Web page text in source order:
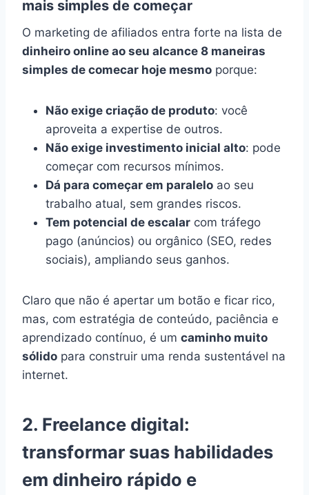
mais simples de começar
O marketing de afiliados entra forte na lista de
dinheiro online ao seu alcance 8 maneiras
simples de comecar hoje mesmo porque:
Não exige criação de produto: você
aproveita a expertise de outros.
Não exige investimento inicial alto: pode
começar com recursos mínimos.
Dá para começar em paralelo ao seu
trabalho atual, sem grandes riscos.
Tem potencial de escalar com tráfego
pago (anúncios) ou orgânico (SEO, redes
sociais), ampliando seus ganhos.
Claro que não é apertar um botão e ficar rico,
mas, com estratégia de conteúdo, paciência e
aprendizado contínuo, é um caminho muito
sólido para construir uma renda sustentável na
internet.
2. Freelance digital:
transformar suas habilidades
em dinheiro rápido e